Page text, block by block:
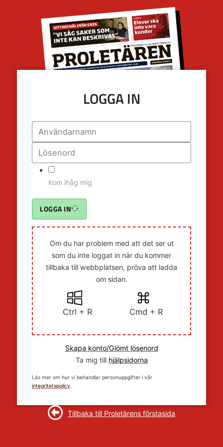
LOGGA IN
Kom ihåg mig
LOGGA IN
Om du har problem med att det ser ut
som du inte loggat in när du kommer
tillbaka till webbplatsen, pröva att ladda
om sidan.
Ctrl + R Cmd + R
Skapa konto/Glömt lösenord
Ta mig till hjälpsidorna
Läs mer om hur vi behandlar personuppgifter i vår
integritetspolicy.
Tillbaka till Proletärens förstasida